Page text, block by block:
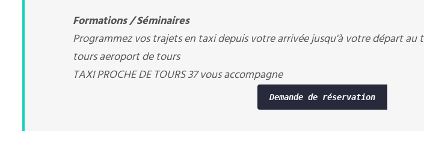
Formations / Séminaires
Programmez vos trajets en taxi depuis votre arrivée jusqu'à votre départ au
tours aeroport de tours
TAXI PROCHE DE TOURS 37 vous accompagne
Demande de réservation